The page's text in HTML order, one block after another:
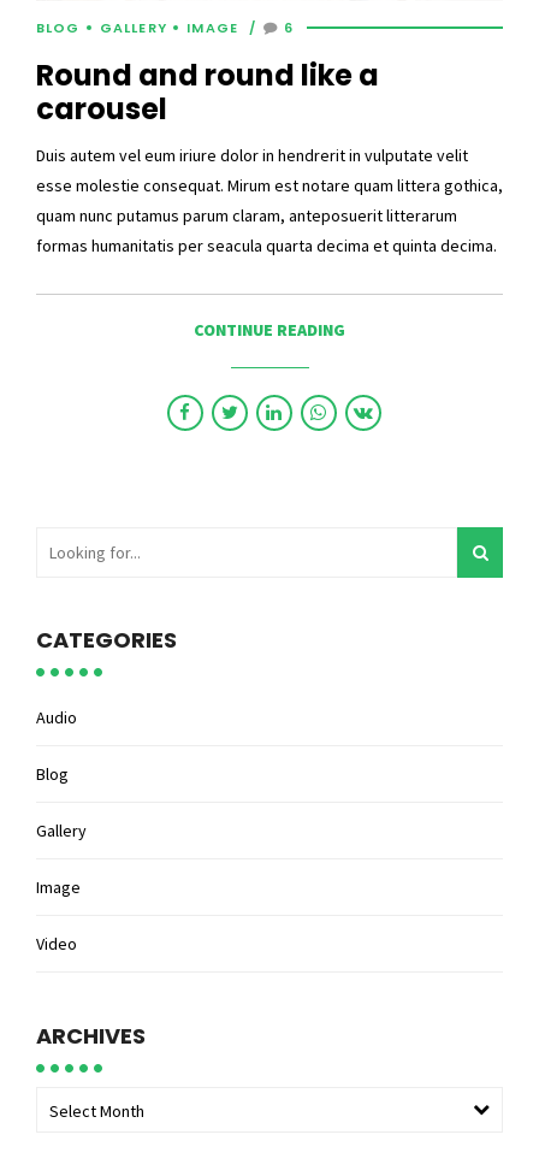
BLOG GALLERY IMAGE 6
Round and round like a
carousel
Duis autem vel eum iriure dolor in hendrerit in vulputate velit
esse molestie consequat. Mirum est notare quam littera gothica,
quam nunc putamus parum claram, anteposuerit litterarum
formas humanitatis per seacula quarta decima et quinta decima.
CONTINUE READING
CATEGORIES
Audio
Blog
Gallery
Image
Video
ARCHIVES
Select Month